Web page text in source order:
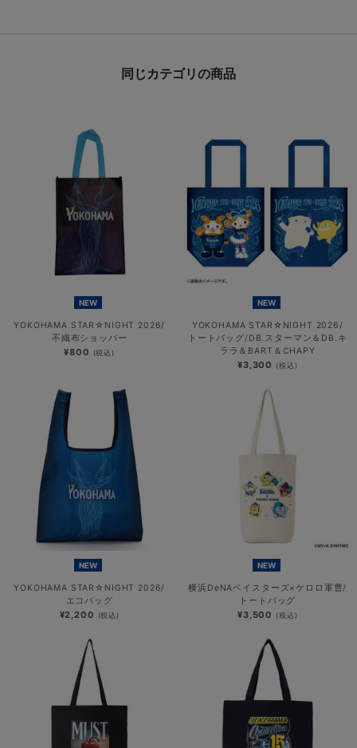
同じカテゴリの商品
NEW
YOKOHAMA STAR☆NIGHT 2026/
不織布ショッパー
¥800 (税込)
NEW
YOKOHAMA STAR☆NIGHT 2026/
トートバッグ/DB.スターマン＆DB.キ
ララ＆BART＆CHAPY
¥3,300 (税込)
NEW
YOKOHAMA STAR☆NIGHT 2026/
エコバッグ
¥2,200 (税込)
NEW
横浜DeNAベイスターズ×ケロロ軍曹/
トートバッグ
¥3,500 (税込)